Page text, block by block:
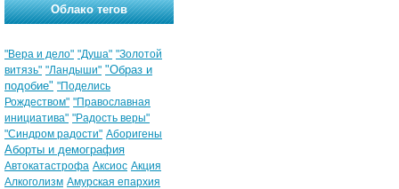
Облако тегов
"Вера и дело" "Душа" "Золотой
витязь" "Ландыши" "Образ и
подобие" "Поделись
Рождеством" "Православная
инициатива" "Радость веры"
"Синдром радости" Аборигены
Аборты и демография
Автокатастрофа Аксиос Акция
Алкоголизм Амурская епархия